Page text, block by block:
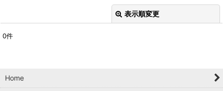
表示順変更
表示数
並び順:
0件
Home